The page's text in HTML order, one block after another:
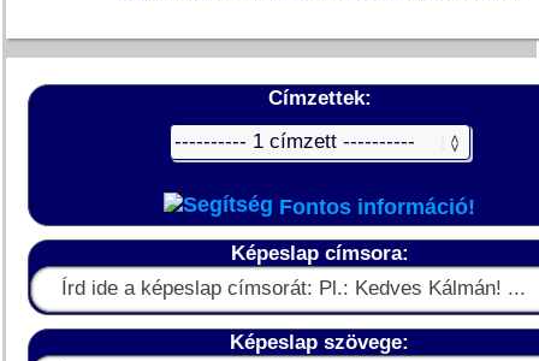
Címzettek:
Fontos információ!
Képeslap címsora:
Képeslap szövege: